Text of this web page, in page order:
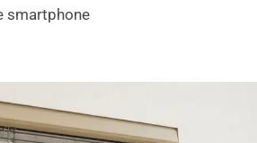
smartphone